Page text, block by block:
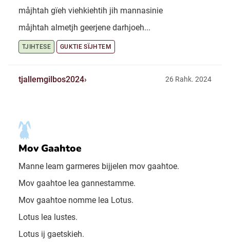
måjhtah gïeh viehkiehtih jih mannasinie
måjhtah almetjh geerjene darhjoeh...
TJIHTESE GUKTIE SÏJHTEM
tjallemgilbos2024 26 Rahk. 2024
Mov Gaahtoe
Manne leam garmeres bijjelen mov gaahtoe.
Mov gaahtoe lea gannestamme.
Mov gaahtoe nomme lea Lotus.
Lotus lea lustes.
Lotus ij gaetskieh.